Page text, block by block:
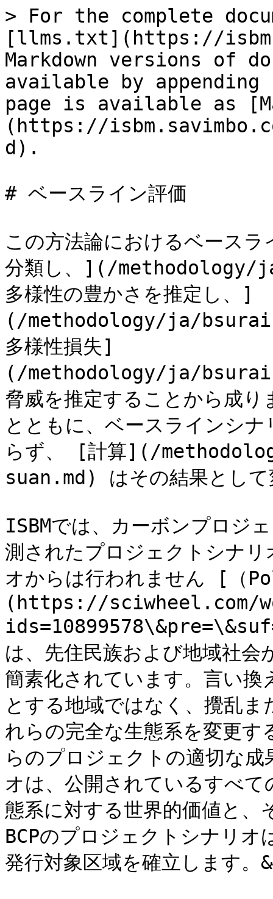
> For the complete
[llms.txt](https://
Markdown versions of
available by
page is available as
(https://
d).
# ベースライン評価
この方法論におけるベース
分類し、](/
多様性の豊かさを推定し、]
(/methodology/ja/
多様性損失]
(/methodology/ja/
脅威を推定することから成
とともに、ベースラインシ
らず、 [計算](/
suan.md) はその結果として
ISBMでは、カーボンプロジ
測されたプロジェクトシナ
オからは行われません [
(https://sciwheel.com/
は、先住民族および地域社
簡素化されています。言い
とする地域ではなく、攪乱
れらの完全な生態系を変更
らのプロジェクトの適切な
オは、公開されているすべて
態系に対する世界的価値と、
BCPのプロジェクトシナリ
発行対象区域を確立します。